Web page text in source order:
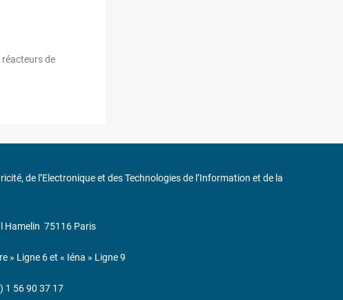
réacteurs de
de l’Electronique et des Technologies de l’Information et de la
Hamelin 75116 Paris
» Ligne 6 et « Iéna » Ligne 9
1 56 90 37 17